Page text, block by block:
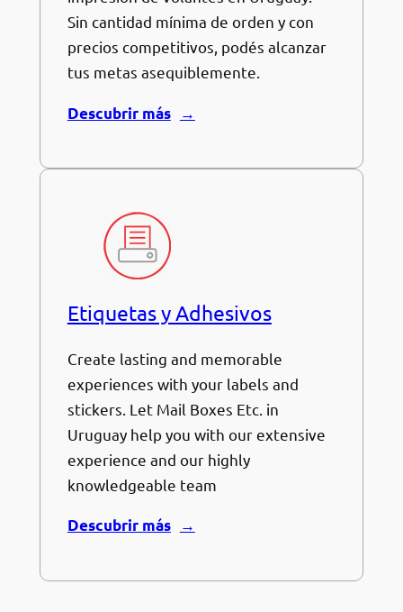
Sin cantidad mínima de orden y con
precios competitivos, podés alcanzar
tus metas asequiblemente.
Descubrir más
Etiquetas y Adhesivos
Create lasting and memorable
experiences with your labels and
stickers. Let Mail Boxes Etc. in
Uruguay help you with our extensive
experience and our highly
knowledgeable team
Descubrir más